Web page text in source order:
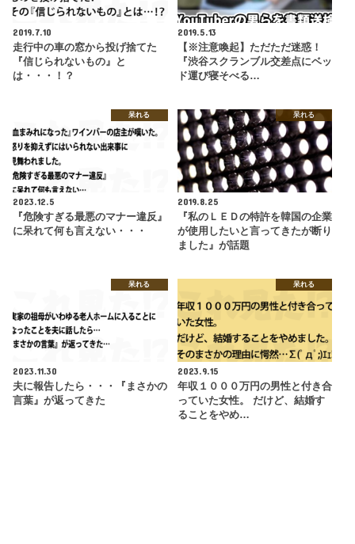
2019.7.10
走行中の車の窓から投げ捨てた
『信じられないもの』と
は・・・！？
2019.5.13
【※注意喚起】ただただ迷惑！
『渋谷スクランブル交差点にベッ
ド運び寝そべる…
呆れる
2023.12.5
『危険すぎる最悪のマナー違反』
に呆れて何も言えない・・・
呆れる
2019.8.25
『私のＬＥＤの特許を韓国の企業
が使用したいと言ってきたが断り
ました』が話題
呆れる
2023.11.30
夫に報告したら・・・『まさかの
言葉』が返ってきた
呆れる
2023.9.15
年収１０００万円の男性と付き合
っていた女性。 だけど、結婚す
ることをやめ…